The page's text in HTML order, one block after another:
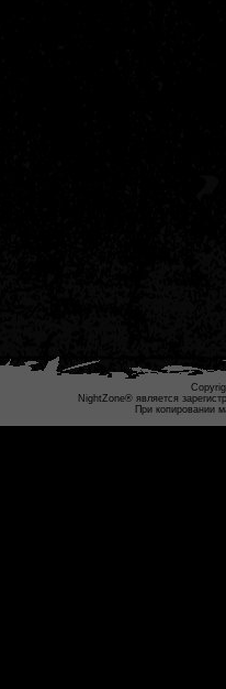
NightZone® является
При копировании